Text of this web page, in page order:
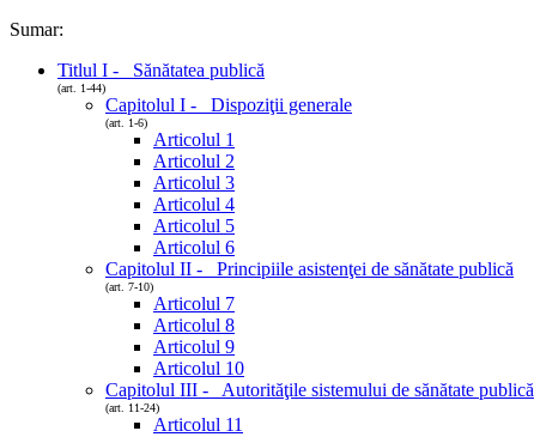
Sumar:
Titlul I - Sănătatea publică
(art. 1-44)
Capitolul I - Dispoziţii generale
(art. 1-6)
Articolul 1
Articolul 2
Articolul 3
Articolul 4
Articolul 5
Articolul 6
Capitolul II - Principiile asistenţei de sănătate publică
(art. 7-10)
Articolul 7
Articolul 8
Articolul 9
Articolul 10
Capitolul III - Autorităţile sistemului de sănătate publică
(art. 11-24)
Articolul 11